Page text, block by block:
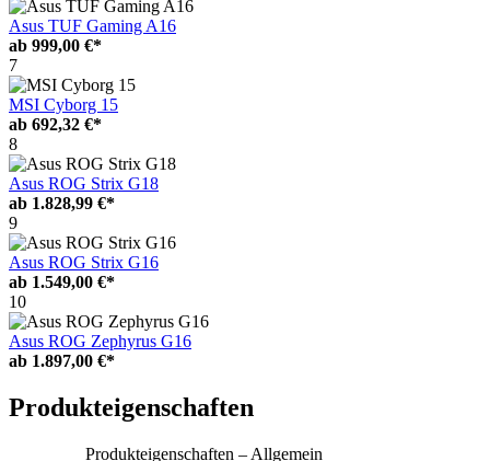
Asus TUF Gaming A16
ab 999,00 €*
7
MSI Cyborg 15
ab 692,32 €*
8
Asus ROG Strix G18
ab 1.828,99 €*
9
Asus ROG Strix G16
ab 1.549,00 €*
10
Asus ROG Zephyrus G16
ab 1.897,00 €*
Produkteigenschaften
Produkteigenschaften – Allgemein